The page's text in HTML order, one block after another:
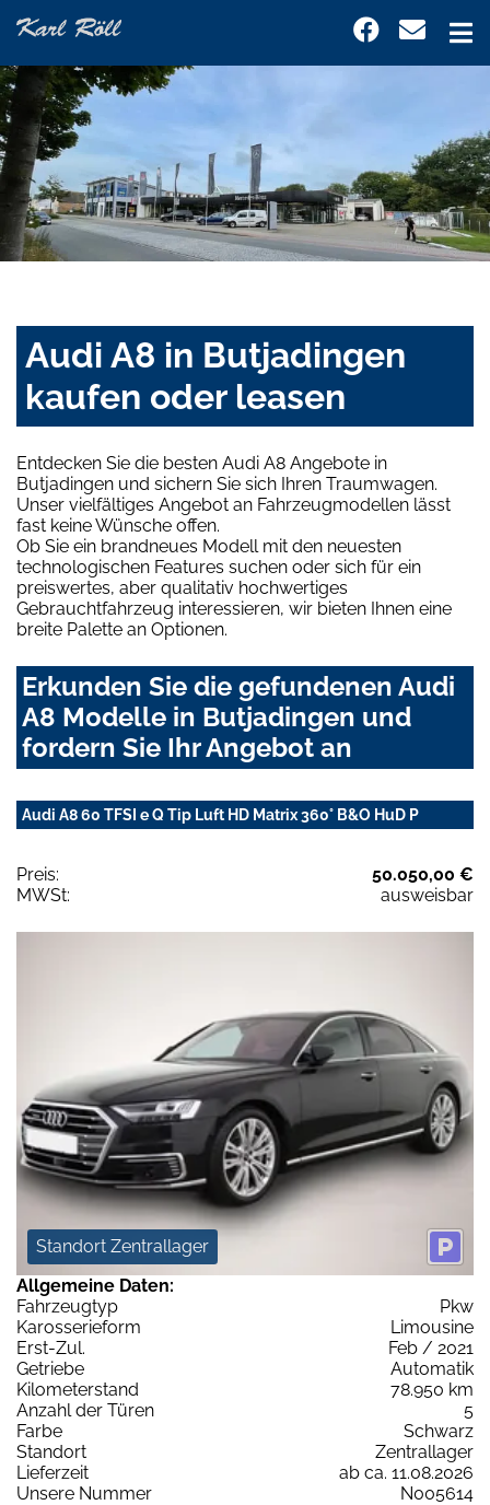
Audi A8 in Butjadingen
kaufen oder leasen
Entdecken Sie die besten Audi A8 Angebote in
Butjadingen und sichern Sie sich Ihren Traumwagen.
Unser vielfältiges Angebot an Fahrzeugmodellen lässt
fast keine Wünsche offen.
Ob Sie ein brandneues Modell mit den neuesten
technologischen Features suchen oder sich für ein
preiswertes, aber qualitativ hochwertiges
Gebrauchtfahrzeug interessieren, wir bieten Ihnen eine
breite Palette an Optionen.
Erkunden Sie die gefundenen Audi
A8 Modelle in Butjadingen und
fordern Sie Ihr Angebot an
Audi A8 60 TFSI e Q Tip Luft HD Matrix 360° B&O HuD P
Preis:
50.050,00 €
MWSt:
ausweisbar
Standort Zentrallager
Allgemeine Daten:
Fahrzeugtyp
Pkw
Karosserieform
Limousine
Erst-Zul.
Feb / 2021
Getriebe
Automatik
Kilometerstand
78.950 km
Anzahl der Türen
5
Farbe
Schwarz
Standort
Zentrallager
Lieferzeit
ab ca. 11.08.2026
Unsere Nummer
N005614